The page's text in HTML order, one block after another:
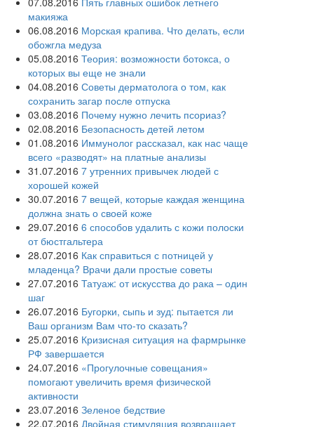
макияжа
06.08.2016 Морская крапива. Что делать, если
обожгла медуза
05.08.2016 Теория: возможности ботокса, о
которых вы еще не знали
04.08.2016 Советы дерматолога о том, как
сохранить загар после отпуска
03.08.2016 Почему нужно лечить псориаз?
02.08.2016 Безопасность детей летом
01.08.2016 Иммунолог рассказал, как нас чаще
всего «разводят» на платные анализы
31.07.2016 7 утренних привычек людей с
хорошей кожей
30.07.2016 7 вещей, которые каждая женщина
должна знать о своей коже
29.07.2016 6 способов удалить с кожи полоски
от бюстгальтера
28.07.2016 Как справиться с потницей у
младенца? Врачи дали простые советы
27.07.2016 Татуаж: от искусства до рака – один
шаг
26.07.2016 Бугорки, сыпь и зуд: пытается ли
Ваш организм Вам что-то сказать?
25.07.2016 Кризисная ситуация на фармрынке
РФ завершается
24.07.2016 «Прогулочные совещания»
помогают увеличить время физической
активности
23.07.2016 Зеленое бедствие
22.07.2016 Двойная стимуляция возвращает